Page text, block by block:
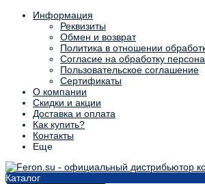
Информация
Реквизиты
Обмен и возврат
Политика в отношении
Согласие на обработку
Пользовательское соглашение
Сертификаты
О компании
Скидки и акции
Доставка и оплата
Как купить?
Контакты
Еще
Каталог